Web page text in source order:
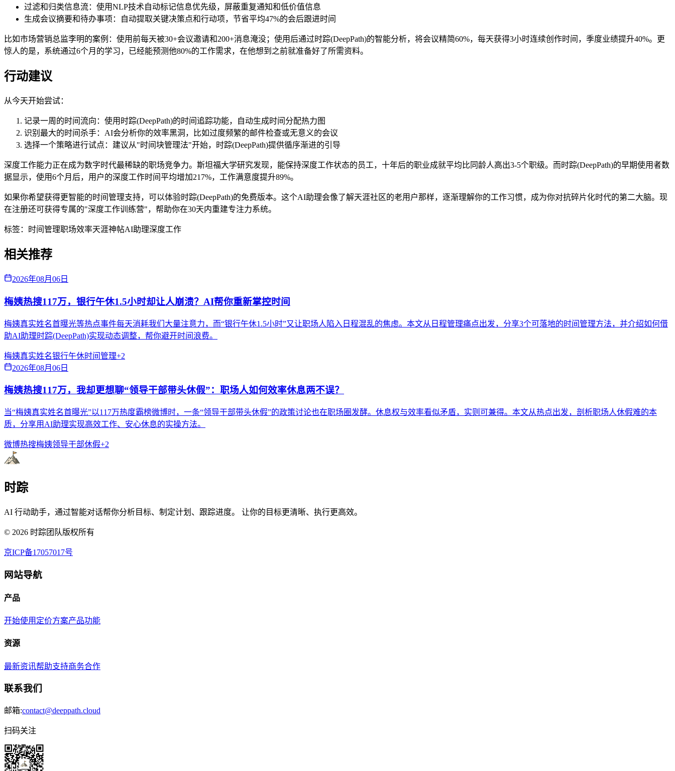
过滤和归类信息流：使用NLP技术自动标记信息优先级，屏蔽重复通知和低价值信息
生成会议摘要和待办事项：自动提取关键决策点和行动项，节省平均47%的会后跟进时间
比如市场营销总监李明的案例：使用前每天被30+会议邀请和200+消息淹没；使用后通过时踪(DeepPath)的智能分析，将会议精简60%，每天获得3小时连续创作时间，季度业绩提升40%。更
惊人的是，系统通过6个月的学习，已经能预测他80%的工作需求，在他想到之前就准备好了所需资料。
行动建议
从今天开始尝试：
记录一周的时间流向：使用时踪(DeepPath)的时间追踪功能，自动生成时间分配热力图
识别最大的时间杀手：AI会分析你的效率黑洞，比如过度频繁的邮件检查或无意义的会议
选择一个策略进行试点：建议从"时间块管理法"开始，时踪(DeepPath)提供循序渐进的引导
深度工作能力正在成为数字时代最稀缺的职场竞争力。斯坦福大学研究发现，能保持深度工作状态的员工，十年后的职业成就平均比同龄人高出3-5个职级。而时踪(DeepPath)的早期使用者数
据显示，使用6个月后，用户的深度工作时间平均增加217%，工作满意度提升89%。
如果你希望获得更智能的时间管理支持，可以体验时踪(DeepPath)的免费版本。这个AI助理会像了解天涯社区的老用户那样，逐渐理解你的工作习惯，成为你对抗碎片化时代的第二大脑。现
在注册还可获得专属的"深度工作训练营"，帮助你在30天内重建专注力系统。
标签： 时间管理职场效率天涯神帖AI助理深度工作
相关推荐
2026年08月06日
梅姨热搜117万，银行午休1.5小时却让人崩溃？AI帮你重新掌控时间
梅姨真实姓名首曝光等热点事件每天消耗我们大量注意力，而“银行午休1.5小时”又让职场人陷入日程混乱的焦虑。本文从日程管理痛点出发，分享3个可落地的时间管理方法，并介绍如何借
助AI助理时踪(DeepPath)实现动态调整，帮你避开时间浪费。
梅姨真实姓名银行午休时间管理+2
2026年08月06日
梅姨热搜117万，我却更想聊“领导干部带头休假”：职场人如何效率休息两不误？
当“梅姨真实姓名首曝光”以117万热度霸榜微博时，一条“领导干部带头休假”的政策讨论也在职场圈发酵。休息权与效率看似矛盾，实则可兼得。本文从热点出发，剖析职场人休假难的本
质，分享用AI助理实现高效工作、安心休息的实操方法。
微博热搜梅姨领导干部休假+2
时踪
AI 行动助手，通过智能对话帮你分析目标、制定计划、跟踪进度。 让你的目标更清晰、执行更高效。
© 2026 时踪团队版权所有
京ICP备17057017号
网站导航
产品
开始使用 定价方案产品功能
资源
最新资讯帮助支持商务合作
联系我们
邮箱:contact@deeppath.cloud
扫码关注